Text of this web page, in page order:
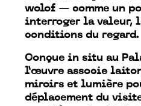
wolof — comme un
interroger la valeur,
conditions du regard.
Conçue in situ au
l’œuvre associe
miroirs et lumière
déplacement du